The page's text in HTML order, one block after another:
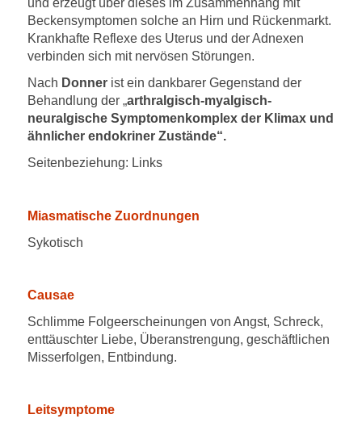
und erzeugt über dieses im Zusammenhang mit
Beckensymptomen solche an Hirn und Rückenmarkt.
Krankhafte Reflexe des Uterus und der Adnexen
verbinden sich mit nervösen Störungen.
Nach Donnerist ein dankbarer Gegenstand der
Behandlung der „arthralgisch-myalgisch-
neuralgische Symptomenkomplex der Klimax und
ähnlicher endokriner Zustände“.
Seitenbeziehung: Links
Miasmatische Zuordnungen
Sykotisch
Causae
Schlimme Folgeerscheinungen von Angst, Schreck,
enttäuschter Liebe, Überanstrengung, geschäftlichen
Misserfolgen, Entbindung.
Leitsymptome